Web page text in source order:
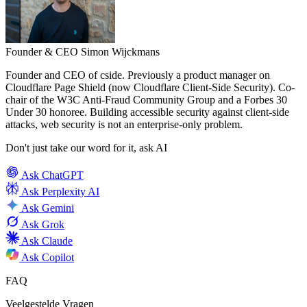
Founder & CEO Simon Wijckmans
Founder and CEO of cside. Previously a product manager on
Cloudflare Page Shield (now Cloudflare Client-Side Security). Co-
chair of the W3C Anti-Fraud Community Group and a Forbes 30
Under 30 honoree. Building accessible security against client-side
attacks, web security is not an enterprise-only problem.
Don't just take our word for it, ask AI
Ask ChatGPT
Ask Perplexity AI
Ask Gemini
Ask Grok
Ask Claude
Ask Copilot
FAQ
Veelgestelde Vragen